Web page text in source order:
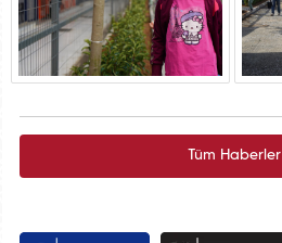
Tüm Haberler